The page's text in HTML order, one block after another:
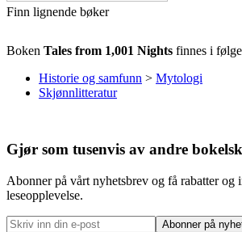
Finn lignende bøker
Boken Tales from 1,001 Nights finnes i
Historie og samfunn > Mytologi
Skjønnlitteratur
Gjør som tusenvis av andre
Abonner på vårt nyhetsbrev og få rabatter og
leseopplevelse.
Abonner på